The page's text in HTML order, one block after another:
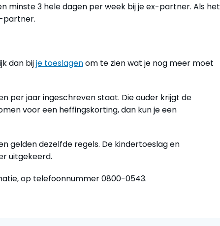
minste 3 hele dagen per week bij je ex-partner. Als het
partner.
dan bijje toeslagenom te zien wat je nog meer moet
per jaar ingeschreven staat. Die ouder krijgt de
voor een heffingskorting, dan kun je een
gelden dezelfde regels. De kindertoeslag en
uitgekeerd.
op telefoonnummer 0800-0543.